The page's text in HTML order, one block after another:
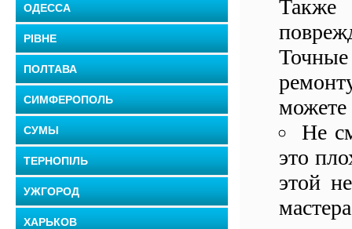
ОДЕССА
РІВНЕ
ПОЛТАВА
СИМФЕРОПОЛЬ
СУМЫ
ТЕРНОПІЛЬ
УЖГОРОД
ХАРЬКОВ
можете
Не
это
этой